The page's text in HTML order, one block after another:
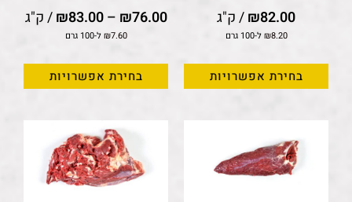
₪82.00 / ק"ג
₪8.20 ל-100 גרם
בחירת אפשרויות
₪76.00
–
₪83.00 / ק"ג
₪7.60 ל-100 גרם
בחירת אפשרויות